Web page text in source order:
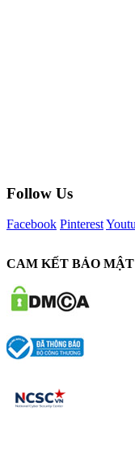
Follow Us
Facebook Pinterest
CAM KẾT BẢO